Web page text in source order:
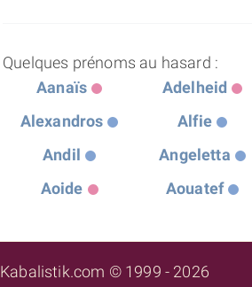
Quelques prénoms au hasard :
Aanaïs
Adelheid
Alexandros
Alfie
Andil
Angeletta
Aoide
Aouatef
Kabalistik.com © 1999 - 2026